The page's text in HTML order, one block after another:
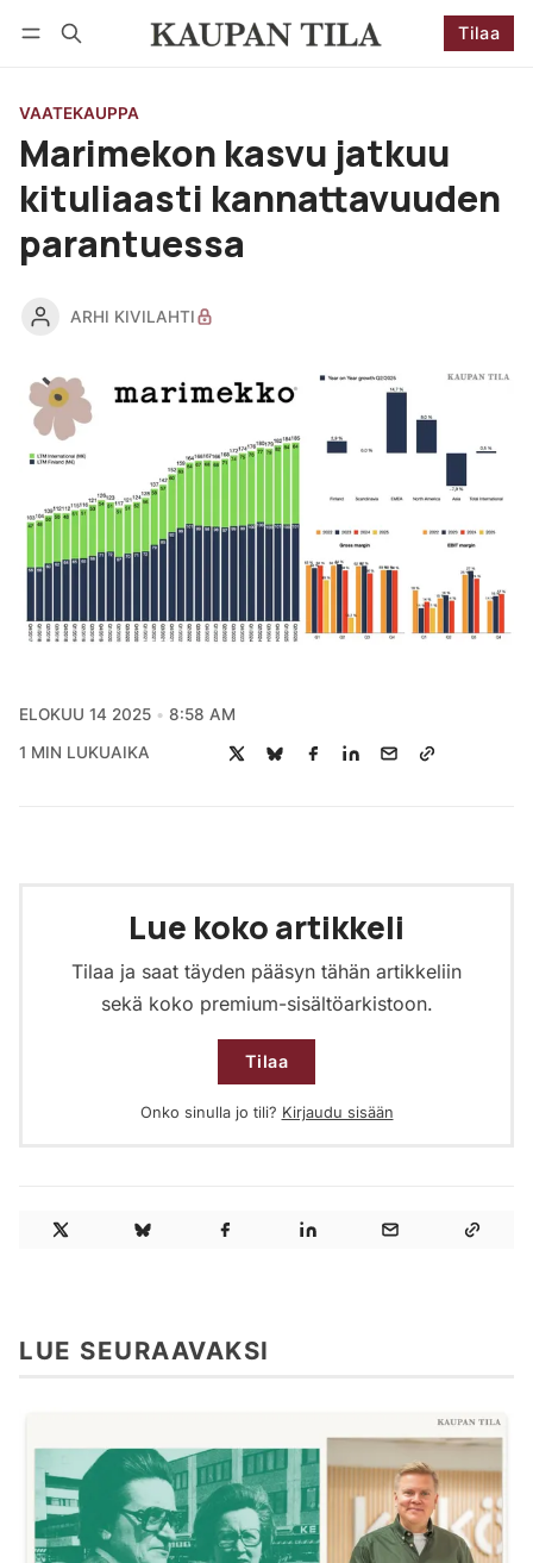
Tilaa
VAATEKAUPPA
Marimekon kasvu jatkuu
kituliaasti kannattavuuden
parantuessa
ARHI KIVILAHTI
ELOKUU 14 2025 8:58 AM
1 MIN LUKUAIKA
Lue koko artikkeli
Tilaa ja saat täyden pääsyn tähän artikkeliin
sekä koko premium-sisältöarkistoon.
Tilaa
Onko sinulla jo tili? Kirjaudu sisään
LUE SEURAAVAKSI